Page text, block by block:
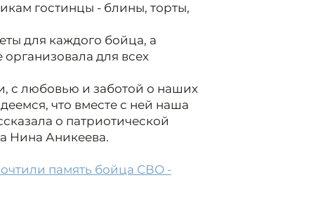
гостинцы - блины, торты,
для каждого бойца, а
для всех
с любовью и заботой о наших
что вместе с ней наша
о патриотической
Нина Аникеева.
память бойца СВО -